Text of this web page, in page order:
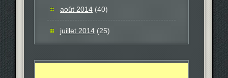
août 2014 (40)
juillet 2014 (25)